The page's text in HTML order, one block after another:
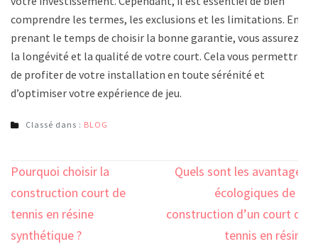
comprendre les termes, les exclusions et les limitations. En
prenant le temps de choisir la bonne garantie, vous assurez
la longévité et la qualité de votre court. Cela vous permettra
de profiter de votre installation en toute sérénité et
d’optimiser votre expérience de jeu.
Classé dans : BLOG
Navigation
de
l’article
Pourquoi choisir la
construction court de
tennis en résine
synthétique ?
Quels sont les avantages
écologiques de la
construction d’un court de
tennis en résine